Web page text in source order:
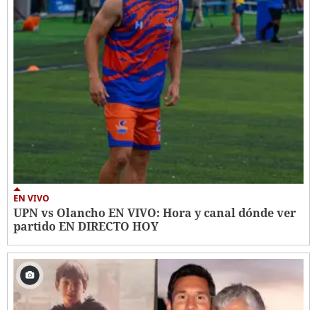
EN VIVO
UPN vs Olancho EN VIVO: Hora y canal dónde ver
partido EN DIRECTO HOY